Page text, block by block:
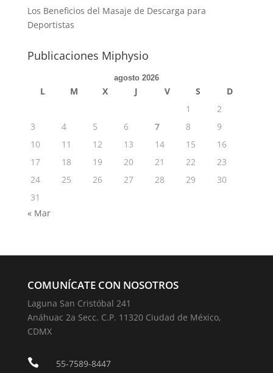
Los Beneficios del Masaje de Descarga para
Deportistas
Publicaciones Miphysio
agosto 2026
L M X J V S
D
1
2
3
4 5 6 7 8
9
10
11 12 13 14 15
16
17
18 19 20 21 22
23
24
25 26 27 28 29
30
31
« Mar
COMUNÍCATE CON NOSOTROS
Laguna San Cristóbal 241
Anáhuac 2a Secc. C.P. 11320 Ciudad de México,
CDMX
 55-7589-8447